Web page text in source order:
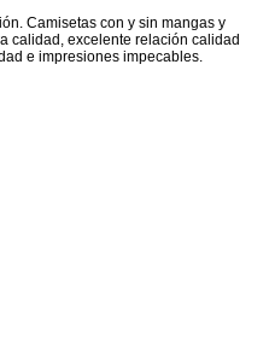
Camisetas con y sin mangas y
calidad, excelente relación calidad
e impresiones impecables.